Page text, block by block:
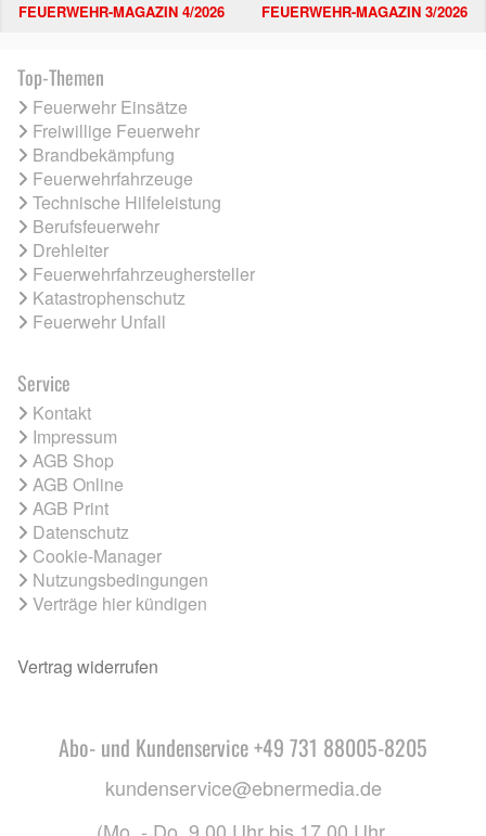
FEUERWEHR-MAGAZIN 4/2026 FEUERWEHR-MAGAZIN 3/2026
Top-Themen
Feuerwehr Einsätze
Freiwillige Feuerwehr
Brandbekämpfung
Feuerwehrfahrzeuge
Technische Hilfeleistung
Berufsfeuerwehr
Drehleiter
Feuerwehrfahrzeughersteller
Katastrophenschutz
Feuerwehr Unfall
Service
Kontakt
Impressum
AGB Shop
AGB Online
AGB Print
Datenschutz
Cookie-Manager
Nutzungsbedingungen
Verträge hier kündigen
Vertrag widerrufen
Abo- und Kundenservice +49 731 88005-8205
kundenservice@ebnermedia.de